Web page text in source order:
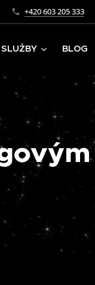
+420 603 205 333
SLUŽBY BLOG